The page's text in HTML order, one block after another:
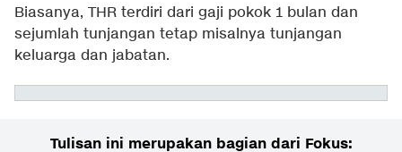
Biasanya, THR terdiri dari gaji pokok 1 bulan dan
sejumlah tunjangan tetap misalnya tunjangan
keluarga dan jabatan.
Tulisan ini merupakan bagian dari Fokus: